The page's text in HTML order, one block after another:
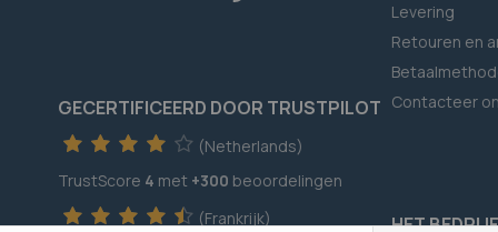
GECERTIFICEERD DOOR TRUSTPILOT
(Netherlands)
TrustScore 4 met +300 beoordelingen
(Frankrijk)
Levering
Retouren en
Contacteer
HET BEDRIJF